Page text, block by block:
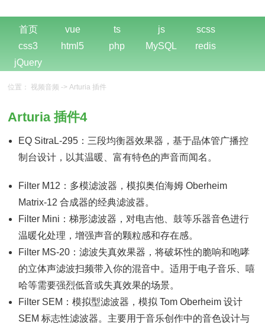
首页 vue ts js
scss
css3
html5 php MySQL
redis
jQuery
位置： 视频音频 ->Arturia 插件
Arturia 插件4
EQ SitraL-295：三段均衡器效果器，基于晶体管广播控
制台设计，以其温暖、富有特色的声音而闻名。
Filter M12：多模滤波器，模拟奥伯海姆 Oberheim
Matrix-12 合成器的经典滤波器。
Filter Mini：梯形滤波器，对电吉他、鼓等乐器音色进行
温暖化处理，增强声音的颗粒感和存在感。
Filter MS-20：滤波失真效果器，将破坏性的脆响和咆哮
的立体声滤波扫频带入你的混音中。适用于电子音乐、嘻
哈等需要强烈低音或失真效果的场景。
Filter SEM：模拟型滤波器，模拟 Tom Oberheim 设计
SEM 标志性滤波器。主要用于音乐创作中的音色设计与